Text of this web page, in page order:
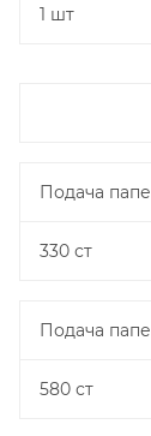
1 шт
Подача
330 ст
Подача
580 ст